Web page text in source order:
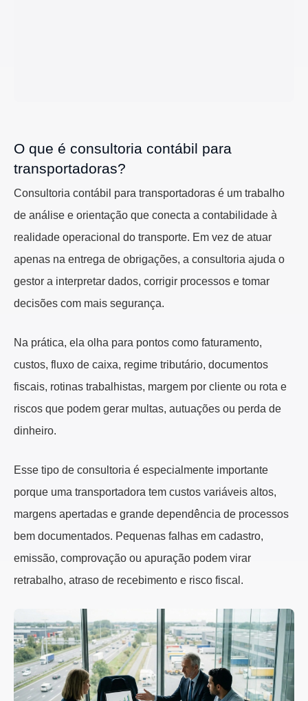
O que é consultoria contábil para
transportadoras?
Consultoria contábil para transportadoras é um trabalho
de análise e orientação que conecta a contabilidade à
realidade operacional do transporte. Em vez de atuar
apenas na entrega de obrigações, a consultoria ajuda o
gestor a interpretar dados, corrigir processos e tomar
decisões com mais segurança.
Na prática, ela olha para pontos como faturamento,
custos, fluxo de caixa, regime tributário, documentos
fiscais, rotinas trabalhistas, margem por cliente ou rota e
riscos que podem gerar multas, autuações ou perda de
dinheiro.
Esse tipo de consultoria é especialmente importante
porque uma transportadora tem custos variáveis altos,
margens apertadas e grande dependência de processos
bem documentados. Pequenas falhas em cadastro,
emissão, comprovação ou apuração podem virar
retrabalho, atraso de recebimento e risco fiscal.